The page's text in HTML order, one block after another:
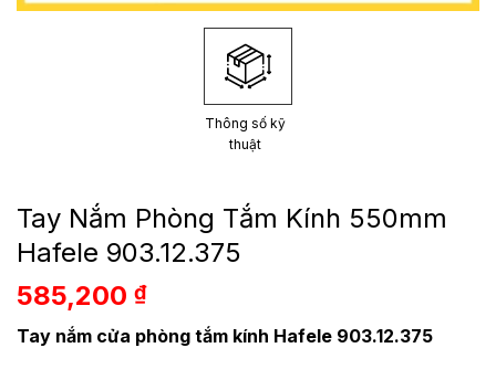
Thông số kỹ
thuật
Tay Nắm Phòng Tắm Kính 550mm
Hafele 903.12.375
585,200 ₫
Tay nắm cửa phòng tắm kính Hafele 903.12.375